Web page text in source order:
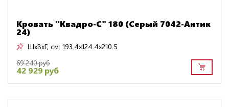
Кровать "Квадро-С" 180 (Серый 7042-Антик
24)
ШxВxГ, см: 193.4x124.4x210.5
69 240 руб
42 929 руб